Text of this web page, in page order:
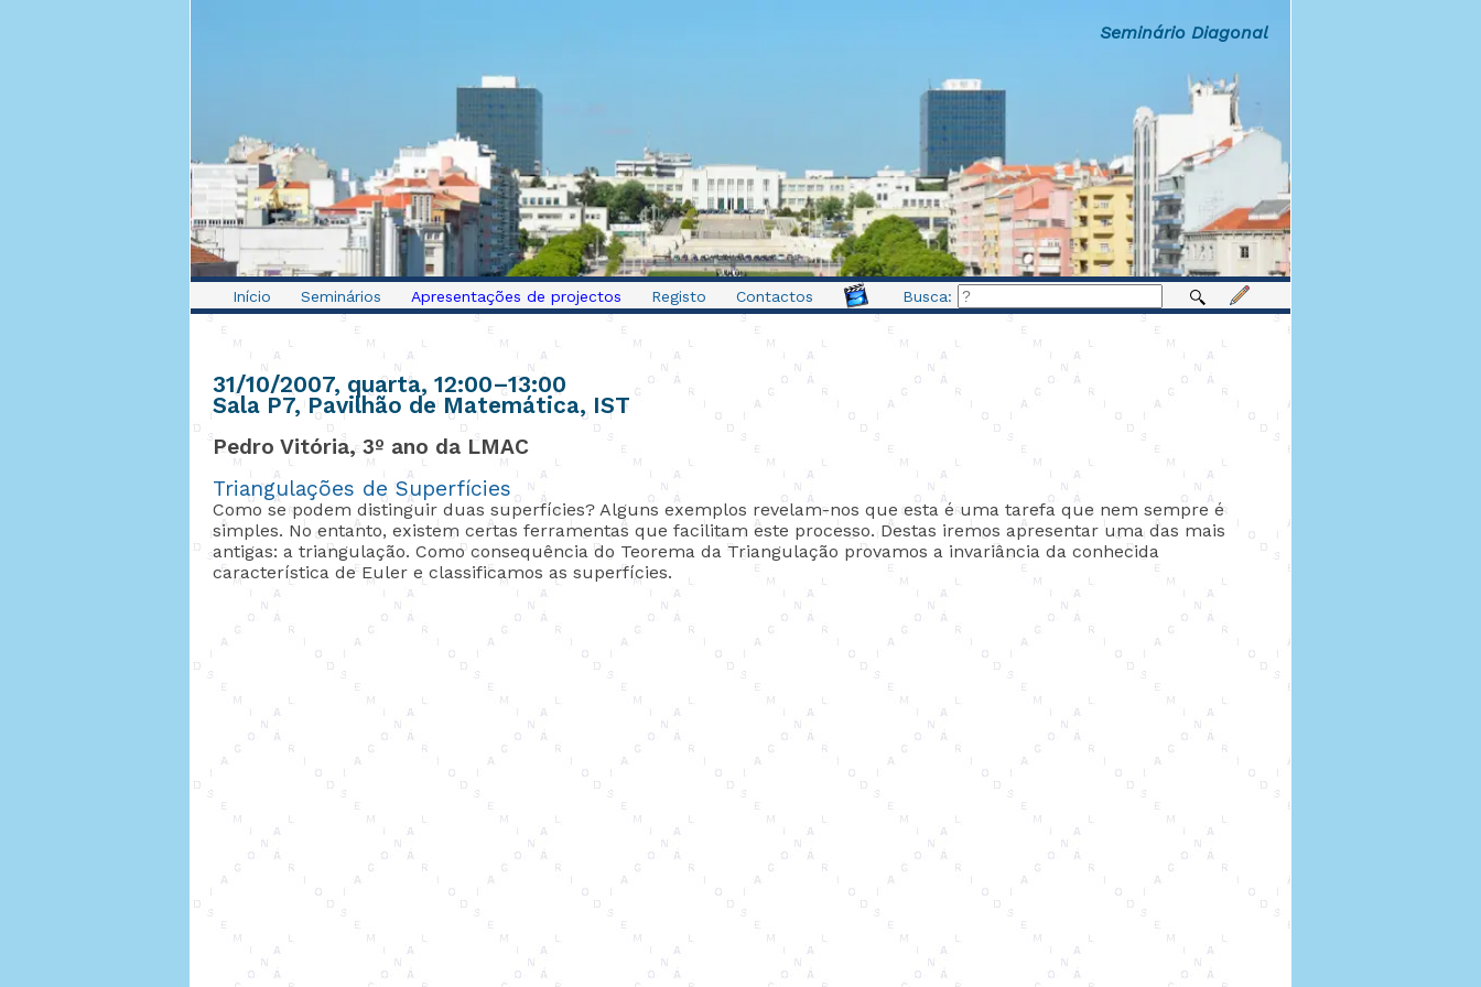
Seminário Diagonal
Início Seminários Apresentações de projectos Registo Contactos Busca:
31/10/2007, quarta, 12:00–13:00
Sala P7, Pavilhão de Matemática, IST
Pedro Vitória, 3º ano da LMAC
Triangulações de Superfícies
Como se podem distinguir duas superfícies? Alguns exemplos revelam-nos que esta é uma tarefa que nem sempre é
simples. No entanto, existem certas ferramentas que facilitam este processo. Destas iremos apresentar uma das mais
antigas: a triangulação. Como consequência do Teorema da Triangulação provamos a invariância da conhecida
característica de Euler e classificamos as superfícies.